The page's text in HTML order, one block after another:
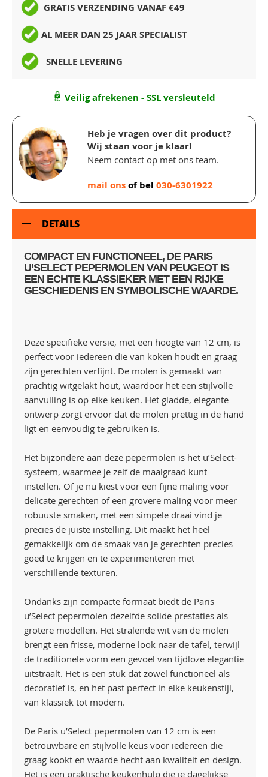
GRATIS VERZENDING VANAF €49
AL MEER DAN 25 JAAR SPECIALIST
SNELLE LEVERING
Veilig afrekenen - SSL versleuteld
Heb je vragen over dit product?
Wij staan voor je klaar!
Neem contact op met ons team.
mail onsof bel 030-6301922
DETAILS
COMPACT EN FUNCTIONEEL, DE PARIS
U’SELECT PEPERMOLEN VAN PEUGEOT IS
EEN ECHTE KLASSIEKER MET EEN RIJKE
GESCHIEDENIS EN SYMBOLISCHE WAARDE.
Deze specifieke versie, met een hoogte van 12 cm, is
perfect voor iedereen die van koken houdt en graag
zijn gerechten verfijnt. De molen is gemaakt van
prachtig witgelakt hout, waardoor het een stijlvolle
aanvulling is op elke keuken. Het gladde, elegante
ontwerp zorgt ervoor dat de molen prettig in de hand
ligt en eenvoudig te gebruiken is.
Het bijzondere aan deze pepermolen is het u’Select-
systeem, waarmee je zelf de maalgraad kunt
instellen. Of je nu kiest voor een fijne maling voor
delicate gerechten of een grovere maling voor meer
robuuste smaken, met een simpele draai vind je
precies de juiste instelling. Dit maakt het heel
gemakkelijk om de smaak van je gerechten precies
goed te krijgen en te experimenteren met
verschillende texturen.
Ondanks zijn compacte formaat biedt de Paris
u’Select pepermolen dezelfde solide prestaties als
grotere modellen. Het stralende wit van de molen
brengt een frisse, moderne look naar de tafel, terwijl
de traditionele vorm een gevoel van tijdloze elegantie
uitstraalt. Het is een stuk dat zowel functioneel als
decoratief is, en het past perfect in elke keukenstijl,
van klassiek tot modern.
De Paris u’Select pepermolen van 12 cm is een
betrouwbare en stijlvolle keus voor iedereen die
graag kookt en waarde hecht aan kwaliteit en design.
Het is een praktische keukenhulp die je dagelijkse